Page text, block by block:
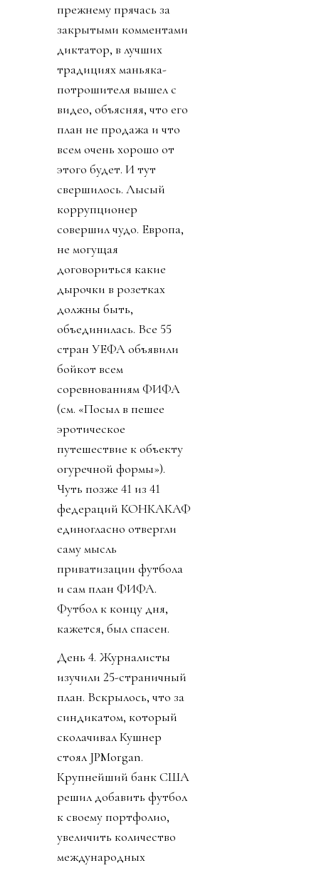
прежнему прячась за
закрытыми комментами
диктатор, в лучших
традициях маньяка-
потрошителя вышел с
видео, объясняя, что его
план не продажа и что
всем очень хорошо от
этого будет. И тут
свершилось. Лысый
коррупционер
совершил чудо. Европа,
не могущая
договориться какие
дырочки в розетках
должны быть,
объединилась. Все 55
стран УЕФА объявили
бойкот всем
соревнованиям ФИФА
(см. «Посыл в пешее
эротическое
путешествие к объекту
огуречной формы»).
Чуть позже 41 из 41
федераций КОНКАКАФ
единогласно отвергли
саму мысль
приватизации футбола
и сам план ФИФА.
Футбол к концу дня,
кажется, был спасен.
День 4. Журналисты
изучили 25-страничный
план. Вскрылось, что за
синдикатом, который
сколачивал Кушнер
стоял JPMorgan.
Крупнейший банк США
решил добавить футбол
к своему портфолио,
увеличить количество
международных